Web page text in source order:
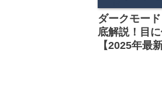
ダークモー
底解説！目
【2025年最